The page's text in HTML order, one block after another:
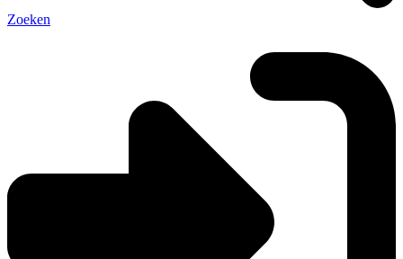
Zoeken